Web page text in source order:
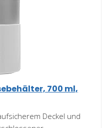
700 ml,
Deckel und